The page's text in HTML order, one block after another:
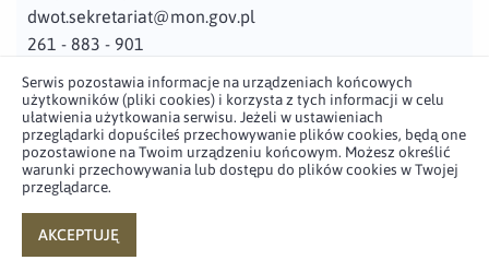
dwot.sekretariat@mon.gov.pl
261 - 883 - 901
Adres
ul. Juzistek 2
05-131 Zegrze
Profil użytkownika w serwisie
Profil użytkownika w serwisie
Serwis pozostawia informacje na urządzeniach końcowych
użytkowników (pliki cookies) i korzysta z tych informacji w celu
ułatwienia użytkowania serwisu. Jeżeli w ustawieniach
przeglądarki dopuściłeś przechowywanie plików cookies, będą one
pozostawione na Twoim urządzeniu końcowym. Możesz określić
warunki przechowywania lub dostępu do plików cookies w Twojej
przeglądarce.
AKCEPTUJĘ